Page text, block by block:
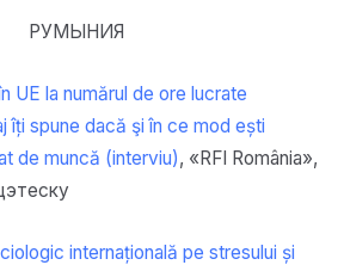
РУМЫНИЯ
UE la numărul de ore lucrate
îți spune dacă şi în ce mod ești
de muncă (interviu), «RFI România»,
internațională pe stresului și